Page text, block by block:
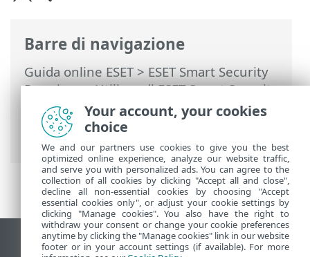
Barre di navigazione
Guida online ESET>ESET Smart Security
Premium>Utilizzo di ESET Smart Security
Premium
>Strumenti>Seleziona
campione per analisi
> Seleziona
campione per analisi: sito sospetto
Visualizza sito desktop
Your account, your cookies
choice
We and our partners use cookies to give you the best
optimized online experience, analyze our website traffic,
and serve you with personalized ads. You can agree to the
collection of all cookies by clicking "Accept all and close",
decline all non-essential cookies by choosing "Accept
essential cookies only", or adjust your cookie settings by
clicking "Manage cookies". You also have the right to
withdraw your consent or change your cookie preferences
anytime by clicking the "Manage cookies" link in our website
footer or in your account settings (if available). For more